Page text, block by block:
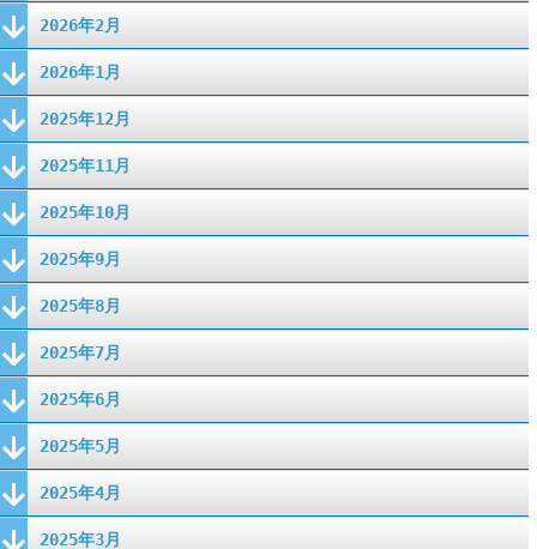
2026年2月
2026年1月
2025年12月
2025年11月
2025年10月
2025年9月
2025年8月
2025年7月
2025年6月
2025年5月
2025年4月
2025年3月